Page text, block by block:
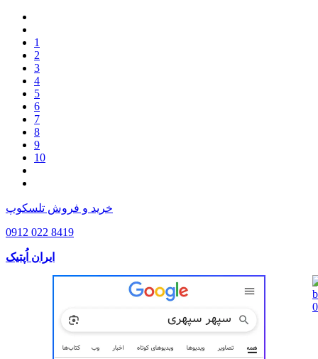
1
2
3
4
5
6
7
8
9
10
خرید و فروش تلسکوپ
0912 022 8419
ایران اُپتیک